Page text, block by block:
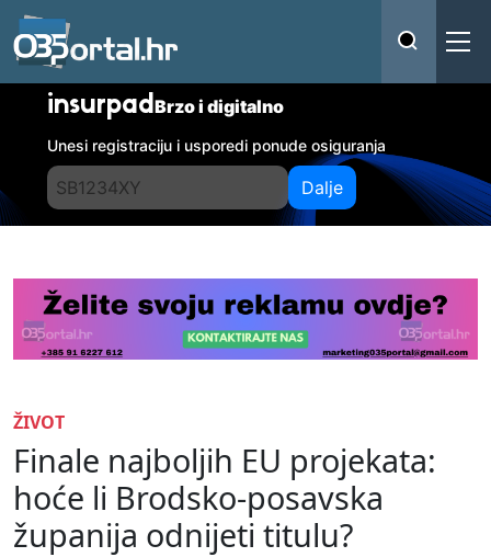
insurpadBrzo i digitalno
Unesi registraciju i usporedi ponude osiguranja
Dalje
ŽIVOT
Finale najboljih EU projekata:
hoće li Brodsko-posavska
županija odnijeti titulu?